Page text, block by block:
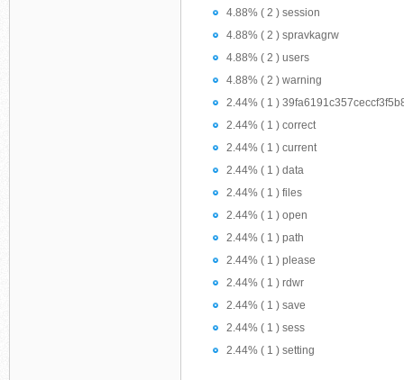
4.88% ( 2 ) session
4.88% ( 2 ) spravkagrw
4.88% ( 2 ) users
4.88% ( 2 ) warning
2.44% ( 1 )
2.44% ( 1 ) correct
2.44% ( 1 ) current
2.44% ( 1 ) data
2.44% ( 1 ) files
2.44% ( 1 ) open
2.44% ( 1 ) path
2.44% ( 1 ) please
2.44% ( 1 ) rdwr
2.44% ( 1 ) save
2.44% ( 1 ) sess
2.44% ( 1 ) setting